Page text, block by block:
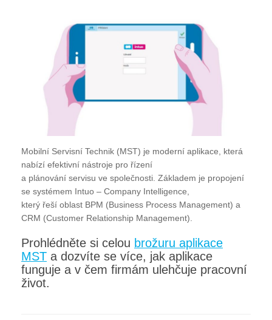
Mobilní Servisní Technik (MST) je moderní aplikace, která
nabízí efektivní nástroje pro řízení
a plánování servisu ve společnosti. Základem je propojení
se systémem Intuo – Company Intelligence,
který řeší oblast BPM (Business Process Management) a
CRM (Customer Relationship Management).
Prohlédněte si celou brožuru aplikace
MST a dozvíte se více, jak aplikace
funguje a v čem firmám ulehčuje pracovní
život.